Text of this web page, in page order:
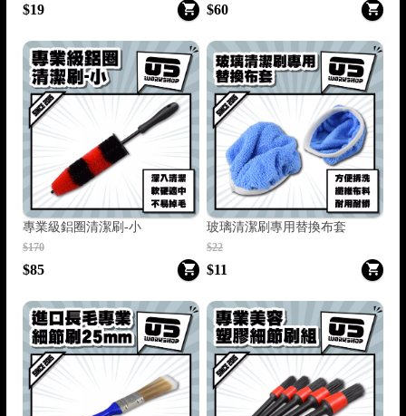
$19 $60
專業級鋁圈清潔刷-小
$170
$85
玻璃清潔刷專用替換布套
$22
$11